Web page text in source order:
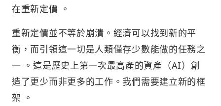
在重新定價 。
重新定價並不等於崩潰。經濟可以找到新的平
衡，而引領這一切是人類僅存少數能做的任務之
一 。這是歷史上第一次最高產的資產（AI）創
造了更少而非更多的工作。我們需要建立新的框
架 。